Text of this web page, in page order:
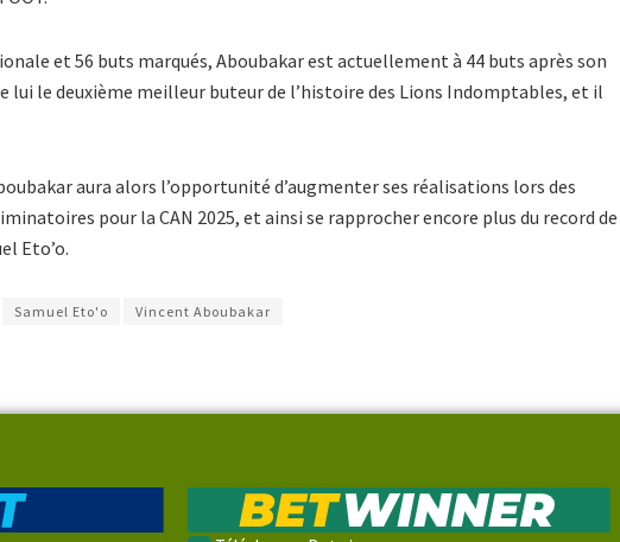
et 56 buts marqués, Aboubakar est actuellement à 44 buts après son
lui le deuxième meilleur buteur de l’histoire des Lions Indomptables, et il
aura alors l’opportunité d’augmenter ses réalisations lors des
pour la CAN 2025, et ainsi se rapprocher encore plus du record de
Eto’o.
Samuel Eto'o Vincent Aboubakar